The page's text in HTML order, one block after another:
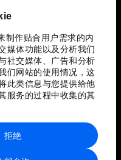
制作贴合用户需求的内
媒体功能以及分析我们
社交媒体、广告和分析
们网站的使用情况，这
此类信息与您提供给他
服务的过程中收集的其
拒绝